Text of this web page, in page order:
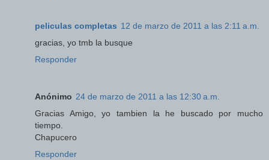
peliculas completas 12 de marzo de 2011 a las 2:11 a.m.
gracias, yo tmb la busque
Responder
Anónimo 24 de marzo de 2011 a las 12:30 a.m.
Gracias Amigo, yo tambien la he buscado por mucho
tiempo.
Chapucero
Responder